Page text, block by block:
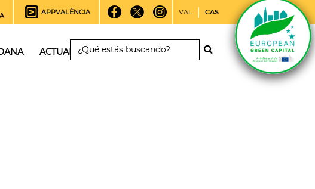
APPVALÈNCIA VAL CAS
ACTUALIDAD